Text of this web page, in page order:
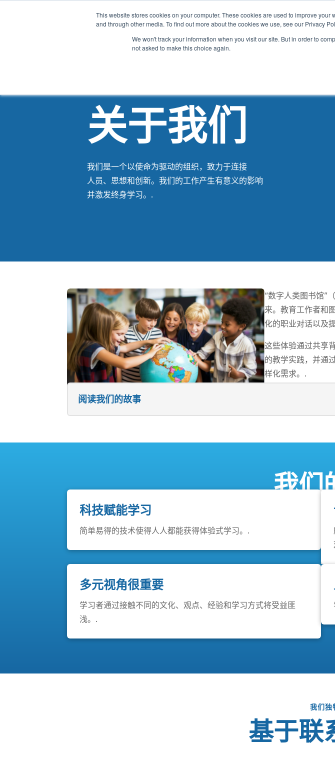
This website stores cookies on your computer. These cookies are used to improve
and through other media. To find out more about the cookies we use, see our Privacy
We won't track your information when you visit our site. But in order to
not asked to make this choice again.
关于我们
我们是一个以使命为驱动的组织，致力于连接
人员、思想和创新。我们的工作产生有意义的影响
并激发终身学习。.
“数字人类图书馆”
来。教育工作者和
化的职业对话以及
这些体验通过共享
的教学实践，并通
样化需求。.
阅读我们的故事
我们
科技赋能学习
简单易得的技术使得人人都能获得体验式学习。.
多元视角很重要
学习者通过接触不同的文化、观点、经验和学习方式将受益匪
浅。.
我们独
基于联